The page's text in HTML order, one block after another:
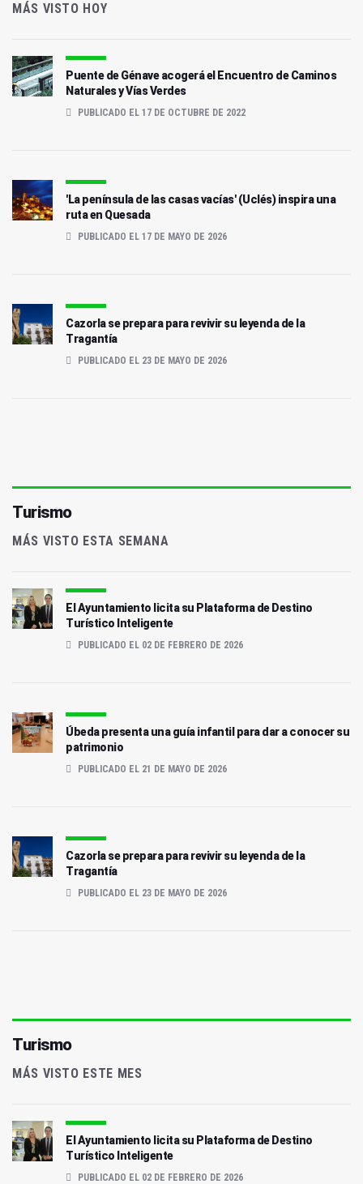
MÁS VISTO HOY
Puente de Génave acogerá el Encuentro de Caminos
Naturales y Vías Verdes
PUBLICADO EL 17 DE OCTUBRE DE 2022
'La península de las casas vacías' (Uclés) inspira una
ruta en Quesada
PUBLICADO EL 17 DE MAYO DE 2026
Cazorla se prepara para revivir su leyenda de la
Tragantía
PUBLICADO EL 23 DE MAYO DE 2026
Turismo
MÁS VISTO ESTA SEMANA
El Ayuntamiento licita su Plataforma de Destino
Turístico Inteligente
PUBLICADO EL 02 DE FEBRERO DE 2026
Úbeda presenta una guía infantil para dar a conocer su
patrimonio
PUBLICADO EL 21 DE MAYO DE 2026
Cazorla se prepara para revivir su leyenda de la
Tragantía
PUBLICADO EL 23 DE MAYO DE 2026
Turismo
MÁS VISTO ESTE MES
El Ayuntamiento licita su Plataforma de Destino
Turístico Inteligente
PUBLICADO EL 02 DE FEBRERO DE 2026